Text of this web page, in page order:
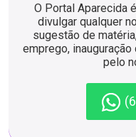
O Portal Aparecida
divulgar qualquer
sugestão de
emprego,
pelo